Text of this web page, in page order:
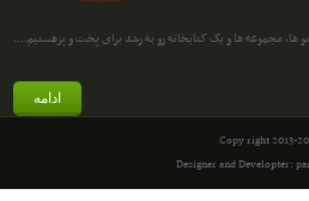
ها، مجموعه ها و یک کتابخانه رو به رشد برای پخت و پزهستیم....
ادامه
Copy right 2013-
Designer and Developter: